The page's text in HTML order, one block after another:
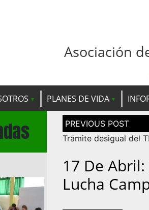
Asociación
PLANES DE VIDA
Navegación
de
entradas
Trámite desigual del
17 De
Lucha